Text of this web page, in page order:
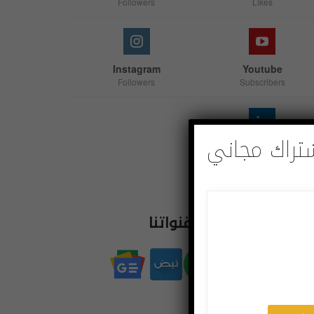
Youtube
Subscribers
Instagram
Followers
Linkedin
Follow us
اشترك بقنواتنا
مجاني